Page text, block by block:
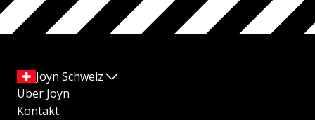
Joyn Schweiz
Über Joyn
Kontakt